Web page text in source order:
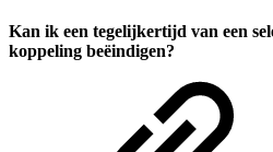
Kan ik een tegelijkertijd van een
koppeling beëindigen?